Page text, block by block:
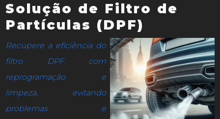
Solução de Filtro de
Partículas (DPF)
Recupere a eficiência do
filtro DPF com
reprogramação e
limpeza, evitando
problemas e